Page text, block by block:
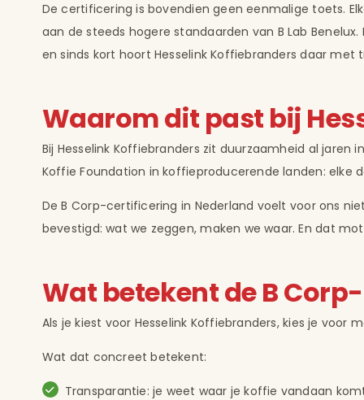
De certificering is bovendien geen eenmalige toets.
aan de steeds hogere standaarden van B Lab
en sinds kort hoort Hesselink Koffiebranders daar met
Waarom dit past bij
Bij Hesselink Koffiebranders zit duurzaamheid al
Koffie Foundation in koffieproducerende landen: elke
De B Corp-certificering in Nederland voelt voor ons
bevestigd: wat we zeggen, maken we waar. En dat
Wat betekent de B
Als je kiest voor Hesselink Koffiebranders, kies je
Wat dat concreet betekent:
Transparantie: je weet waar je koffie vandaan